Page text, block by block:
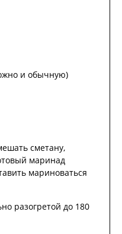
и обычную)
сметану,
маринад
мариноваться
разогретой до 180